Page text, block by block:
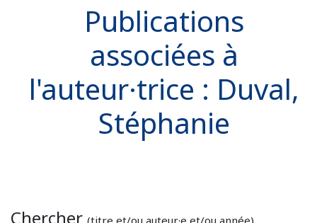
Publications
associées à
l'auteur·trice : Duval,
Stéphanie
Chercher (titre et/ou auteur·e et/ou année)